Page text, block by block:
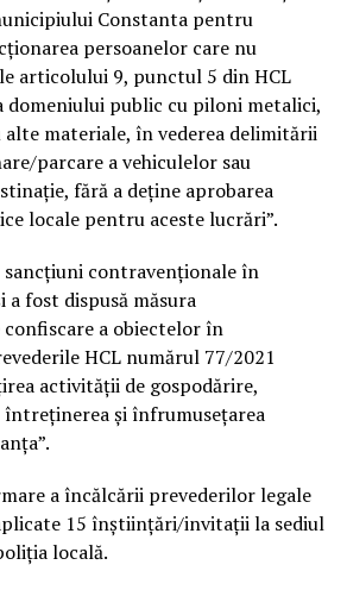
Constanta pentru
persoanelor care nu
articolului 9, punctul 5 din HCL
domeniului public cu piloni metalici,
materiale, în vederea delimitării
parcare a vehiculelor sau
fără a deţine aprobarea
locale pentru aceste lucrări”.
contravenționale în
a fost dispusă măsura
a obiectelor în
HCL numărul 77/2021
activității de gospodărire,
și înfrumusețarea
a încălcării prevederilor legale
15 înștiințări/invitații la sediul
locală.